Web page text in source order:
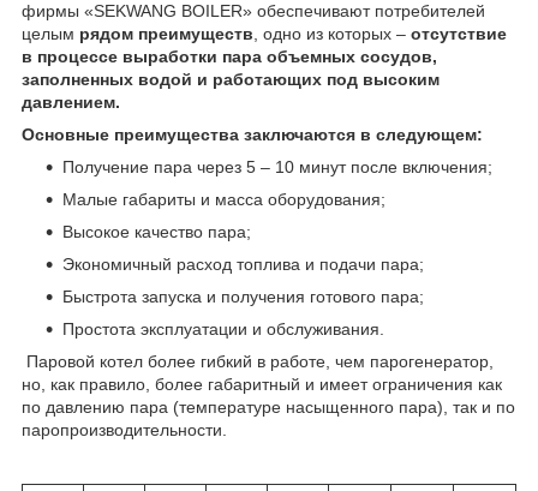
фирмы «SEKWANG BOILER» обеспечивают потребителей
целым рядом преимуществ, одно из которых – отсутствие
в процессе выработки пара объемных сосудов,
заполненных водой и работающих под высоким
давлением.
Основные преимущества заключаются в следующем:
Получение пара через 5 – 10 минут после включения;
Малые габариты и масса оборудования;
Высокое качество пара;
Экономичный расход топлива и подачи пара;
Быстрота запуска и получения готового пара;
Простота эксплуатации и обслуживания.
Паровой котел более гибкий в работе, чем парогенератор,
но, как правило, более габаритный и имеет ограничения как
по давлению пара (температуре насыщенного пара), так и по
паропроизводительности.